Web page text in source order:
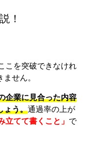
！
こを突破できなけれ
せん。
企業に見合った内容
ょう。通過率の上が
立てて書くこと」 で